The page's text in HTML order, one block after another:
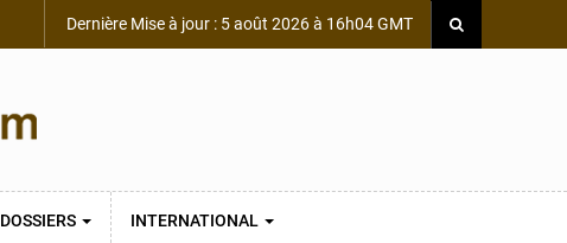
Dernière Mise à jour : 5 août 2026 à 16h04 GMT
DOSSIERS INTERNATIONAL